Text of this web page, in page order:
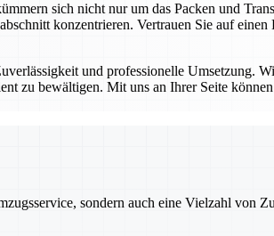
sich nicht nur um das Packen und
konzentrieren. Vertrauen Sie auf
und professionelle Umsetzung.
zu bewältigen. Mit uns an Ihrer Seite
sondern auch eine Vielzahl von